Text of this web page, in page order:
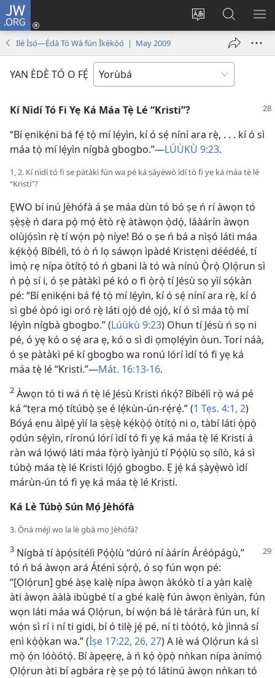
JW.ORG
Yí
pa
Wọlé
(opens
Wa
JW.ORG
Ilé Ìṣọ́—Ẹ̀dà Tó Wà fún Ìkẹ́kọ̀ọ́ | May 2009
YAN ÈDÈ TÓ O FẸ́
Kí Nìdí Tó Fi Yẹ Ká Máa Tẹ̀ Lé “Kristi”?
“Bí ẹnikẹ́ni bá fẹ́ tọ̀ mí lẹ́yìn, kí ó sẹ́ níní ara rẹ̀, . . . kí ó sì
máa tọ̀ mí lẹ́yìn nígbà gbogbo.”—LÚÙKÙ 9:23.
1, 2. Kí nìdí tó fi ṣe pàtàkì fún wa pé ká ṣàyẹ̀wò ìdí tó fi yẹ ká máa tẹ̀ lé
“Kristi”?
ẸWO bí inú Jèhófà á ṣe máa dùn tó bó ṣe ń rí àwọn tó
ṣẹ̀ṣẹ̀ ń dara pọ̀ mọ́ ètò rẹ̀ àtàwọn ọ̀dọ́, láàárín àwọn
olùjọ́sìn rẹ̀ tí wọ́n pọ̀ níye! Bó o ṣe ń bá a nìṣó láti máa
kẹ́kọ̀ọ́ Bíbélì, tó ò ń lọ sáwọn ìpàdé Kristẹni déédéé, tí
ìmọ̀ rẹ nípa òtítọ́ tó ń gbani là tó wà nínú Ọ̀rọ̀ Ọlọ́run sì
ń pọ̀ sí i, ó ṣe pàtàkì pé kó o fi ọ̀rọ̀ tí Jésù sọ yìí sọ́kàn
pé: “Bí ẹnikẹ́ni bá fẹ́ tọ̀ mí lẹ́yìn, kí ó sẹ́ níní ara rẹ̀, kí ó
sì gbé òpó igi oró rẹ̀ láti ọjọ́ dé ọjọ́, kí ó sì máa tọ̀ mí
lẹ́yìn nígbà gbogbo.” (Lúùkù 9:23) Ohun tí Jésù ń sọ ni
pé, ó yẹ kó o sẹ́ ara ẹ, kó o sì di ọmọlẹ́yìn òun. Torí náà,
ó ṣe pàtàkì pé kí gbogbo wa ronú lórí ìdí tó fi yẹ ká
máa tẹ̀ lé “Kristi.”—Mát. 16:13-16.
2 Àwọn tó ti wá ń tẹ̀ lé Jésù Kristi ńkọ́? Bíbélì rọ̀ wá pé
ká “tẹra mọ́ títúbọ̀ ṣe é lẹ́kùn-ún-rẹ́rẹ́.” (1 Tẹs. 4:1, 2)
Bóyá ẹnu àìpẹ́ yìí la ṣẹ̀ṣẹ̀ kẹ́kọ̀ọ́ òtítọ́ ni o, tàbí láti ọ̀pọ̀
ọdún sẹ́yìn, ríronú lórí ìdí tó fi yẹ ká máa tẹ̀ lé Kristi á
ràn wá lọ́wọ́ láti máa fọ̀rọ̀ ìyànjú tí Pọ́ọ̀lù sọ sílò, ká sì
túbọ̀ máa tẹ̀ lé Kristi lọ́jọ́ gbogbo. Ẹ jẹ́ ká ṣàyẹ̀wò ìdí
márùn-ún tó fi yẹ ká máa tẹ̀ lé Kristi.
Ká Lè Túbọ̀ Sún Mọ́ Jèhófà
3. Ọ̀nà méjì wo la lè gbà mọ Jèhófà?
3 Nígbà tí àpọ́sítélì Pọ́ọ̀lù “dúró ní àárín Áréópágù,”
tó ń bá àwọn ará Áténì sọ̀rọ̀, ó sọ fún wọn pé:
“[Ọlọ́run] gbé àṣẹ kalẹ̀ nípa àwọn àkókò tí a yàn kalẹ̀
àti àwọn ààlà ibùgbé tí a gbé kalẹ̀ fún àwọn ènìyàn, fún
wọn láti máa wá Ọlọ́run, bí wọ́n bá lè táràrà fún un, kí
wọ́n sì rí i ní ti gidi, bí ó tilẹ̀ jẹ́ pé, ní ti tòótọ́, kò jìnnà sí
ẹnì kọ̀ọ̀kan wa.” (Ìṣe 17:22, 26, 27) A lè wá Ọlọ́run ká sì
mọ̀ ọ́n lóòótọ́. Bí àpẹẹrẹ, à ń kọ́ ọ̀pọ̀ nǹkan nípa ànímọ́
Ọlọ́run àti bí agbára rẹ̀ ṣe pọ̀ tó látinú àwọn nǹkan tó